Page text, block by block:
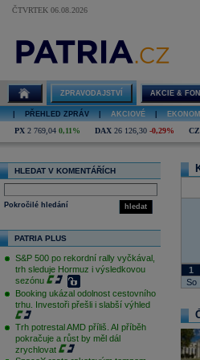
ČTVRTEK 06.08.2026
ZPRAVODAJSTVÍ AKCIE &
PŘEHLED ZPRÁV AKCIOVÉ
PX 2 769,04 0,11% DAX 26 126,30 -0,29%
HLEDAT V KOMENTÁŘÍCH
hledat
Pokročilé hledání
PATRIA PLUS
S&P 500 po rekordní rally vyčkával,
trh sleduje Hormuz i výsledkovou
sezónu
Booking ukázal odolnost cestovního
trhu. Investoři přešli i slabší výhled
Trh potrestal AMD příliš. AI příběh
pokračuje a růst by měl dál
zrychlovat
1
So